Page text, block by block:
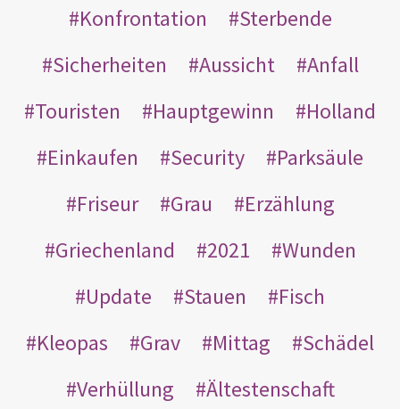
Konfrontation
Sterbende
Sicherheiten
Aussicht
Anfall
Touristen
Hauptgewinn
Holland
Einkaufen
Security
Parksäule
Friseur
Grau
Erzählung
Griechenland
2021
Wunden
Update
Stauen
Fisch
Kleopas
Grav Mittag
Schädel
Verhüllung
Ältestenschaft